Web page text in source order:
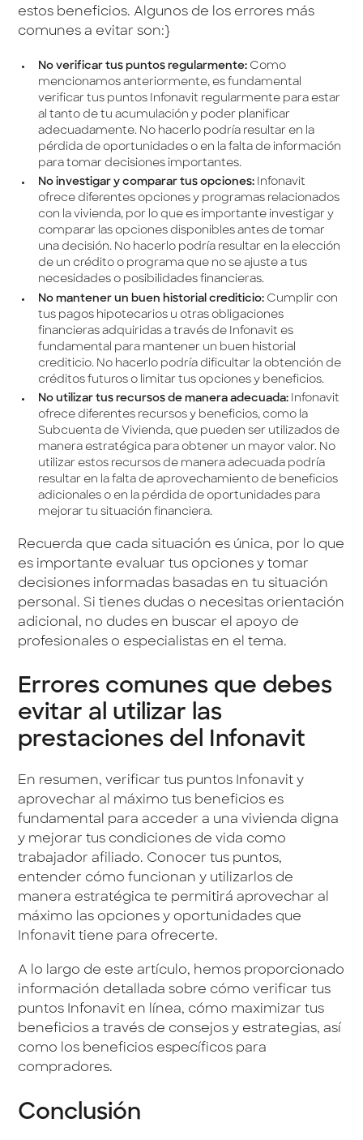
estos beneficios. Algunos de los errores más
comunes a evitar son:}
No verificar tus puntos regularmente:Como
mencionamos anteriormente, es fundamental
verificar tus puntos Infonavit regularmente para estar
al tanto de tu acumulación y poder planificar
adecuadamente. No hacerlo podría resultar en la
pérdida de oportunidades o en la falta de información
para tomar decisiones importantes.
No investigar y comparar tus opciones:Infonavit
ofrece diferentes opciones y programas relacionados
con la vivienda, por lo que es importante investigar y
comparar las opciones disponibles antes de tomar
una decisión. No hacerlo podría resultar en la elección
de un crédito o programa que no se ajuste a tus
necesidades o posibilidades financieras.
No mantener un buen historial crediticio:Cumplir con
tus pagos hipotecarios u otras obligaciones
financieras adquiridas a través de Infonavit es
fundamental para mantener un buen historial
crediticio. No hacerlo podría dificultar la obtención de
créditos futuros o limitar tus opciones y beneficios.
No utilizar tus recursos de manera adecuada:Infonavit
ofrece diferentes recursos y beneficios, como la
Subcuenta de Vivienda, que pueden ser utilizados de
manera estratégica para obtener un mayor valor. No
utilizar estos recursos de manera adecuada podría
resultar en la falta de aprovechamiento de beneficios
adicionales o en la pérdida de oportunidades para
mejorar tu situación financiera.
Recuerda que cada situación es única, por lo que
es importante evaluar tus opciones y tomar
decisiones informadas basadas en tu situación
personal. Si tienes dudas o necesitas orientación
adicional, no dudes en buscar el apoyo de
profesionales o especialistas en el tema.
Errores comunes que debes
evitar al utilizar las
prestaciones del Infonavit
En resumen, verificar tus puntos Infonavit y
aprovechar al máximo tus beneficios es
fundamental para acceder a una vivienda digna
y mejorar tus condiciones de vida como
trabajador afiliado. Conocer tus puntos,
entender cómo funcionan y utilizarlos de
manera estratégica te permitirá aprovechar al
máximo las opciones y oportunidades que
Infonavit tiene para ofrecerte.
A lo largo de este artículo, hemos proporcionado
información detallada sobre cómo verificar tus
puntos Infonavit en línea, cómo maximizar tus
beneficios a través de consejos y estrategias, así
como los beneficios específicos para
compradores.
Conclusión